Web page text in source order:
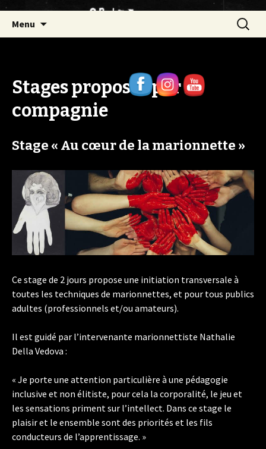
Menu
Stages proposés par la
compagnie
Stage « Au cœur de la marionnette »
Ce stage de 2 jours propose une initiation transversale à
toutes les techniques de marionnettes, et pour tous publics
adultes (professionnels et/ou amateurs).
Il est guidé par l’intervenante marionnettiste Nathalie
Della Vedova :
« Je porte une attention particulière à une pédagogie
inclusive et non élitiste, pour cela la corporalité, le jeu et
les sensations priment sur l’intellect. Dans ce stage le
plaisir et le ensemble sont des priorités et les fils
conducteurs de l’apprentissage. »